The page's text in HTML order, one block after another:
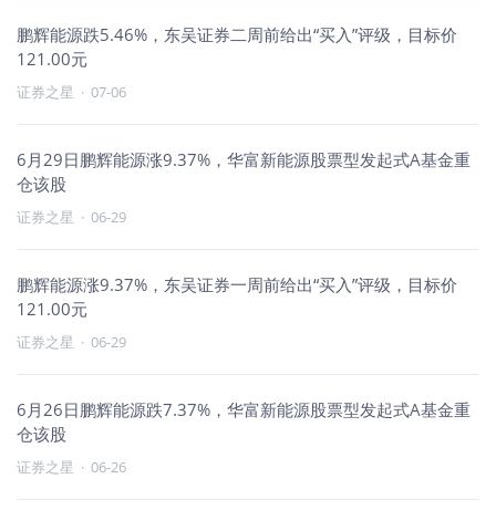
鹏辉能源跌5.46%，东吴证券二周前给出“买入”评级，目标价
121.00元
证券之星 · 07-06
6月29日鹏辉能源涨9.37%，华富新能源股票型发起式A基金重
仓该股
证券之星 · 06-29
鹏辉能源涨9.37%，东吴证券一周前给出“买入”评级，目标价
121.00元
证券之星 · 06-29
6月26日鹏辉能源跌7.37%，华富新能源股票型发起式A基金重
仓该股
证券之星 · 06-26